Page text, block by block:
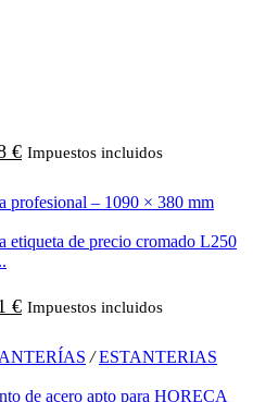
€ Impuestos incluidos
€ Impuestos incluidos
/ ESTANTERIAS